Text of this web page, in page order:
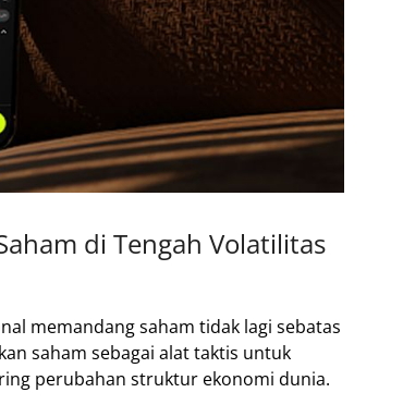
di Tengah Volatilitas
memandang saham tidak lagi sebatas
saham sebagai alat taktis untuk
perubahan struktur ekonomi dunia.